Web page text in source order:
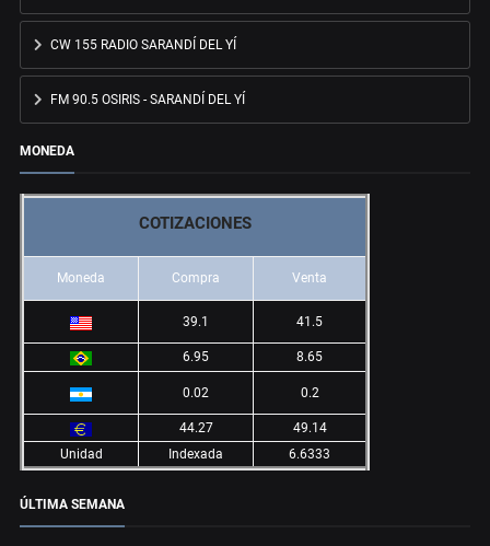
CW 155 RADIO SARANDÍ DEL YÍ
FM 90.5 OSIRIS - SARANDÍ DEL YÍ
MONEDA
COTIZACIONES
Moneda Compra Venta
39.1 41.5
6.95 8.65
0.02 0.2
44.27
49.14
Unidad
Indexada 6.6333
ÚLTIMA SEMANA